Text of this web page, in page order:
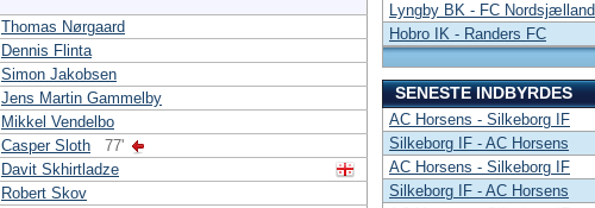
Thomas Nørgaard
Dennis Flinta
Simon Jakobsen
Jens Martin Gammelby
Mikkel Vendelbo
Casper Sloth
77'
Davit Skhirtladze
Robert Skov
Lyngby BK - FC Nordsjælland
Hobro IK - Randers FC
SENESTE INDBYRDES
AC Horsens - Silkeborg IF
Silkeborg IF - AC Horsens
AC Horsens - Silkeborg IF
Silkeborg IF - AC Horsens